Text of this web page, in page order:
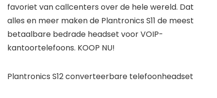
favoriet van callcenters over de hele wereld. Dat
alles en meer maken de Plantronics S11 de meest
betaalbare bedrade headset voor VOIP-
kantoortelefoons. KOOP NU!
Plantronics S12 converteerbare telefoonheadset